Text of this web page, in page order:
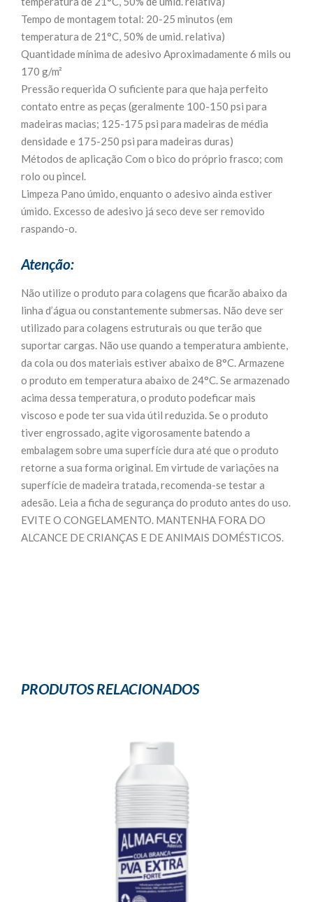
Tempo de montagem total: 20-25 minutos (em
temperatura de 21°C, 50% de umid. relativa)
Quantidade mínima de adesivo Aproximadamente 6 mils ou
170 g/m²
Pressão requerida O suficiente para que haja perfeito
contato entre as peças (geralmente 100-150 psi para
madeiras macias; 125-175 psi para madeiras de média
densidade e 175-250 psi para madeiras duras)
Métodos de aplicação Com o bico do próprio frasco; com
rolo ou pincel.
Limpeza Pano úmido, enquanto o adesivo ainda estiver
úmido. Excesso de adesivo já seco deve ser removido
raspando-o.
Atenção:
Não utilize o produto para colagens que ficarão abaixo da
linha d’água ou constantemente submersas. Não deve ser
utilizado para colagens estruturais ou que terão que
suportar cargas. Não use quando a temperatura ambiente,
da cola ou dos materiais estiver abaixo de 8°C. Armazene
o produto em temperatura abaixo de 24°C. Se armazenado
acima dessa temperatura, o produto podeficar mais
viscoso e pode ter sua vida útil reduzida. Se o produto
tiver engrossado, agite vigorosamente batendo a
embalagem sobre uma superfície dura até que o produto
retorne a sua forma original. Em virtude de variações na
superfície de madeira tratada, recomenda-se testar a
adesão. Leia a ficha de segurança do produto antes do uso.
EVITE O CONGELAMENTO. MANTENHA FORA DO
ALCANCE DE CRIANÇAS E DE ANIMAIS DOMÉSTICOS.
PRODUTOS RELACIONADOS